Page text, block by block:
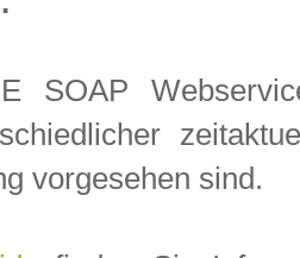
SOAP
vorgesehen sind.